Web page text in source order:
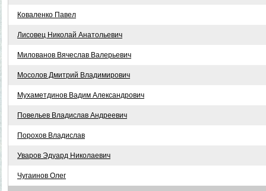
Коваленко Павел
Лисовец Николай Анатольевич
Милованов Вячеслав Валерьевич
Мосолов Дмитрий Владимирович
Мухаметдинов Вадим Александрович
Повельев Владислав Андреевич
Порохов Владислав
Уваров Эдуард Николаевич
Чугаинов Олег